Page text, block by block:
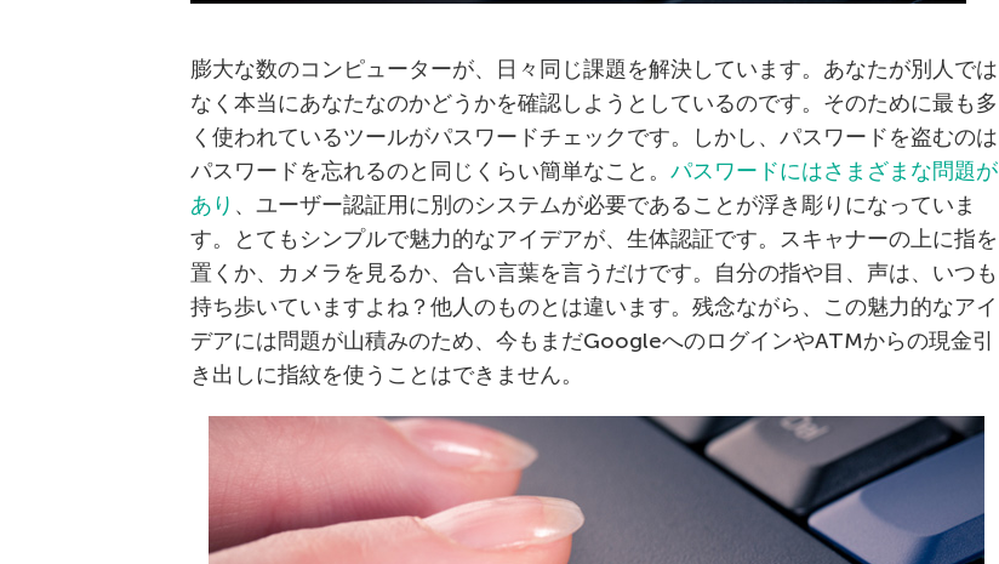
膨大な数のコンピューターが、日々同じ課題を解決しています。あなたが別人では
なく本当にあなたなのかどうかを確認しようとしているのです。そのために最も多
く使われているツールがパスワードチェックです。しかし、パスワードを盗むのは
パスワードを忘れるのと同じくらい簡単なこと。 パスワードにはさまざまな問題が
あり 、ユーザー認証用に別のシステムが必要であることが浮き彫りになっていま
す。とてもシンプルで魅力的なアイデアが、生体認証です。スキャナーの上に指を
置くか、カメラを見るか、合い言葉を言うだけです。自分の指や目、声は、いつも
持ち歩いていますよね？他人のものとは違います。残念ながら、この魅力的なアイ
デアには問題が山積みのため、今もまだGoogleへのログインやATMからの現金引
き出しに指紋を使うことはできません。